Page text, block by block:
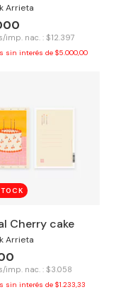
Arrieta
imp. nac. : $12.397
sin interés de $5.000,00
Cherry cake
Arrieta
imp. nac. : $3.058
sin interés de $1.233,33